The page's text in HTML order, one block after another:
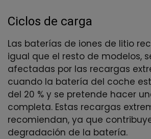
Ciclos de carga
Las baterías de iones de litio
igual que el resto de modelos,
afectadas por las recargas
cuando la batería del coche
del 20 % y se pretende hacer
completa. Estas recargas
recomiendan, ya que
degradación de la batería.